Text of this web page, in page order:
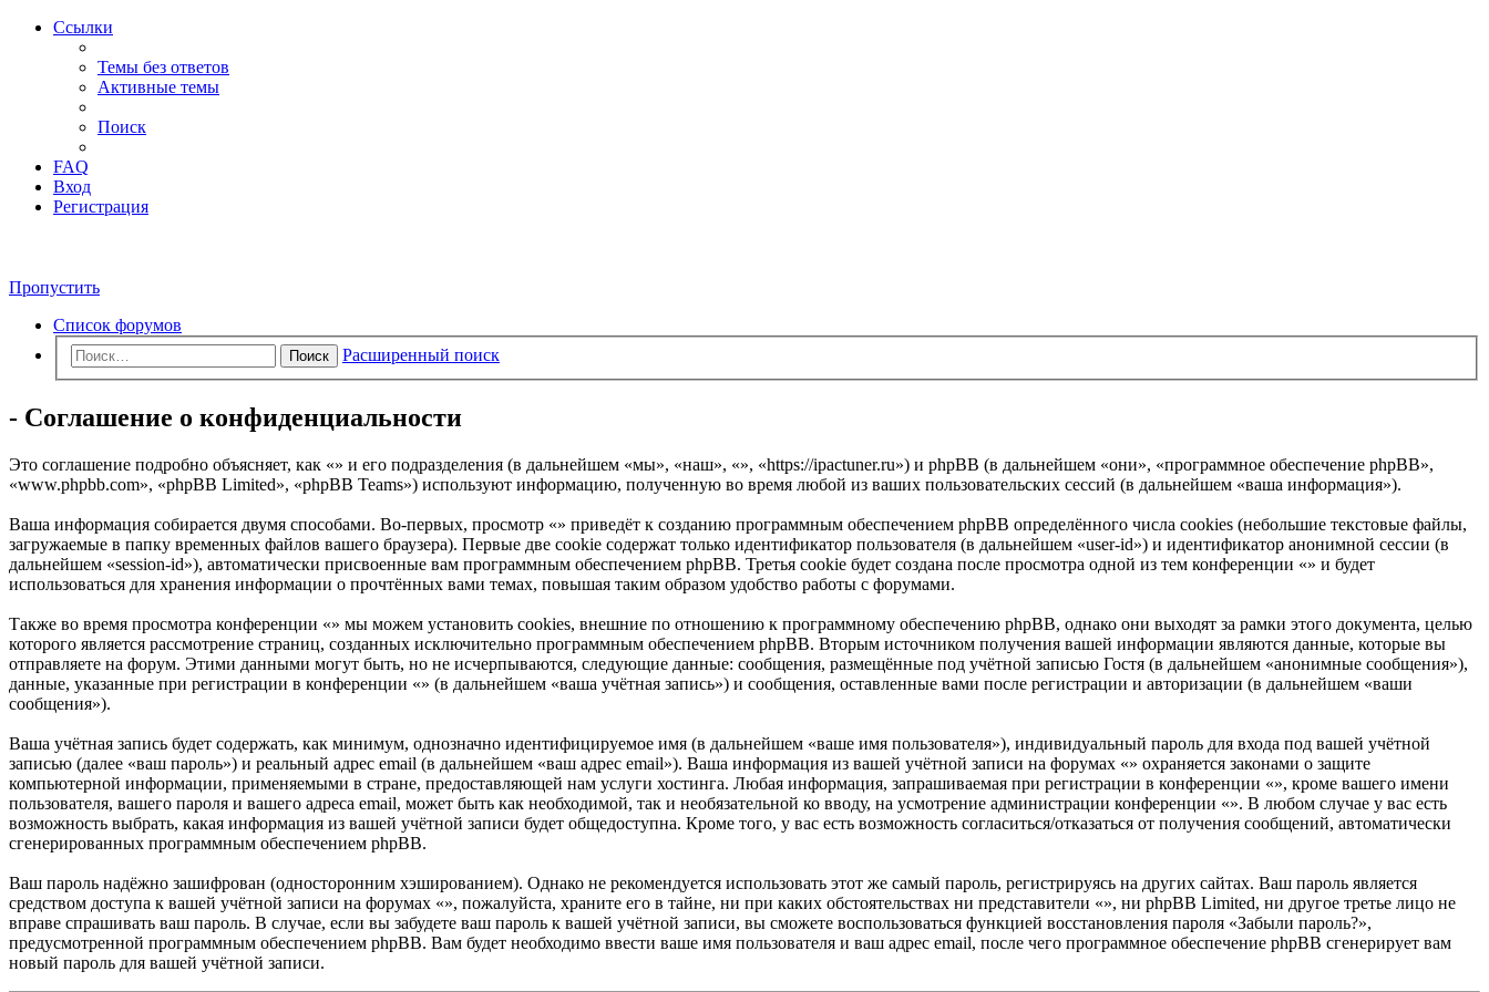
Ссылки
Темы без ответов
Активные темы
Поиск
FAQ
Вход
Регистрация
Пропустить
Список форумов
Поиск Расширенный поиск
- Соглашение о конфиденциальности
Это соглашение подробно объясняет, как «» и его подразделения (в дальнейшем «мы», «наш», «», «https://ipactuner.ru») и phpBB (в дальнейшем «они», «программное обеспечение phpBB»,
«www.phpbb.com», «phpBB Limited», «phpBB Teams») используют информацию, полученную во время любой из ваших пользовательских сессий (в дальнейшем «ваша информация»).
Ваша информация собирается двумя способами. Во-первых, просмотр «» приведёт к созданию программным обеспечением phpBB определённого числа cookies (небольшие текстовые файлы,
загружаемые в папку временных файлов вашего браузера). Первые две cookie содержат только идентификатор пользователя (в дальнейшем «user-id») и идентификатор анонимной сессии (в
дальнейшем «session-id»), автоматически присвоенные вам программным обеспечением phpBB. Третья cookie будет создана после просмотра одной из тем конференции «» и будет
использоваться для хранения информации о прочтённых вами темах, повышая таким образом удобство работы с форумами.
Также во время просмотра конференции «» мы можем установить cookies, внешние по отношению к программному обеспечению phpBB, однако они выходят за рамки этого документа, целью
которого является рассмотрение страниц, созданных исключительно программным обеспечением phpBB. Вторым источником получения вашей информации являются данные, которые вы
отправляете на форум. Этими данными могут быть, но не исчерпываются, следующие данные: сообщения, размещённые под учётной записью Гостя (в дальнейшем «анонимные сообщения»),
данные, указанные при регистрации в конференции «» (в дальнейшем «ваша учётная запись») и сообщения, оставленные вами после регистрации и авторизации (в дальнейшем «ваши
сообщения»).
Ваша учётная запись будет содержать, как минимум, однозначно идентифицируемое имя (в дальнейшем «ваше имя пользователя»), индивидуальный пароль для входа под вашей учётной
записью (далее «ваш пароль») и реальный адрес email (в дальнейшем «ваш адрес email»). Ваша информация из вашей учётной записи на форумах «» охраняется законами о защите
компьютерной информации, применяемыми в стране, предоставляющей нам услуги хостинга. Любая информация, запрашиваемая при регистрации в конференции «», кроме вашего имени
пользователя, вашего пароля и вашего адреса email, может быть как необходимой, так и необязательной ко вводу, на усмотрение администрации конференции «». В любом случае у вас есть
возможность выбрать, какая информация из вашей учётной записи будет общедоступна. Кроме того, у вас есть возможность согласиться/отказаться от получения сообщений, автоматически
сгенерированных программным обеспечением phpBB.
Ваш пароль надёжно зашифрован (односторонним хэшированием). Однако не рекомендуется использовать этот же самый пароль, регистрируясь на других сайтах. Ваш пароль является
средством доступа к вашей учётной записи на форумах «», пожалуйста, храните его в тайне, ни при каких обстоятельствах ни представители «», ни phpBB Limited, ни другое третье лицо не
вправе спрашивать ваш пароль. В случае, если вы забудете ваш пароль к вашей учётной записи, вы сможете воспользоваться функцией восстановления пароля «Забыли пароль?»,
предусмотренной программным обеспечением phpBB. Вам будет необходимо ввести ваше имя пользователя и ваш адрес email, после чего программное обеспечение phpBB сгенерирует вам
новый пароль для вашей учётной записи.